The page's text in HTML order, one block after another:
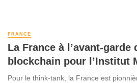
FRANCE
La France à l’avant-garde
blockchain pour l’Institut
Pour le think-tank, la France est